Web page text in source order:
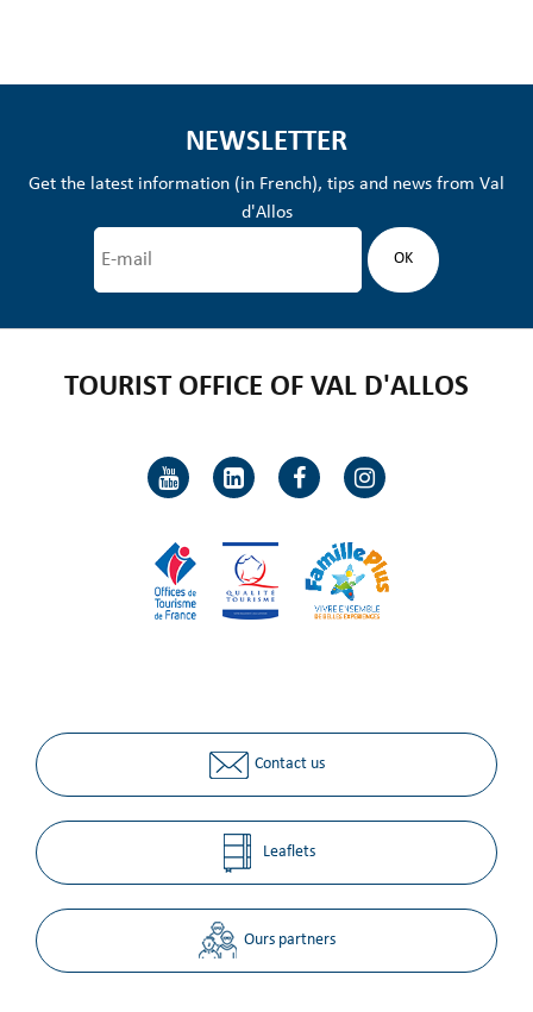
NEWSLETTER
Get the latest information (in French), tips and news from Val
d'Allos
TOURIST OFFICE OF VAL D'ALLOS
Contact us
Leaflets
Ours partners